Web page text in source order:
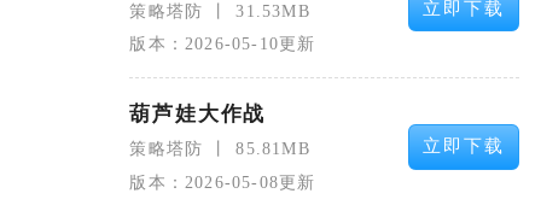
策略塔防
31.53MB
版本：2026-05-10更新
立即下载
葫芦娃大作战
策略塔防
85.81MB
版本：2026-05-08更新
立即下载